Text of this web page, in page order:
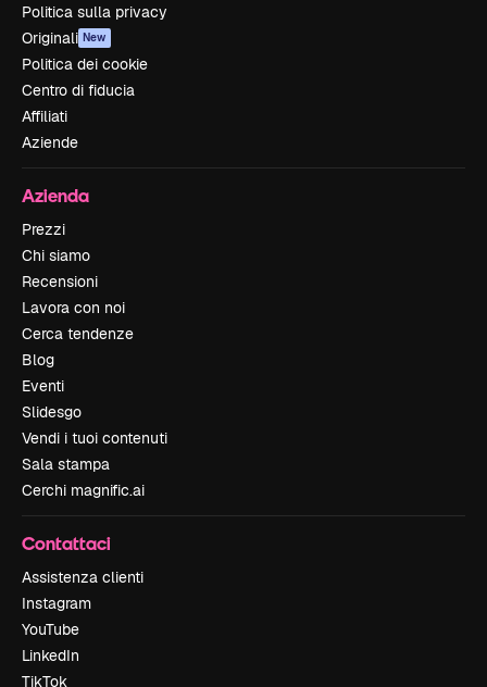
Politica sulla privacy
Originali New
Politica dei cookie
Centro di fiducia
Affiliati
Aziende
Azienda
Prezzi
Chi siamo
Recensioni
Lavora con noi
Cerca tendenze
Blog
Eventi
Slidesgo
Vendi i tuoi contenuti
Sala stampa
Cerchi magnific.ai
Contattaci
Assistenza clienti
Instagram
YouTube
LinkedIn
TikTok